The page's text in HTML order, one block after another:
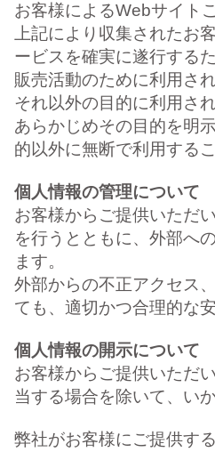
お客様によるWebサイト
上記により収集されたお
ービスを確実に遂行する
販売活動のために利用され
それ以外の目的に利用さ
あらかじめその目的を明
的以外に無断で利用する
個人情報の管理について
お客様からご提供いただ
を行うとともに、外部へ
ます。
外部からの不正アクセス
ても、適切かつ合理的な
個人情報の開示について
お客様からご提供いただ
当する場合を除いて、い
弊社がお客様にご提供す